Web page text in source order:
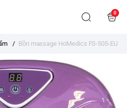
0
/ Bồn massage HoMedics FS-505-EU